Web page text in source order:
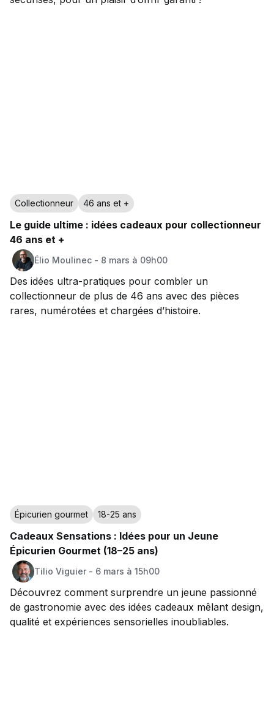
Collectionneur 46 ans et +
Le guide ultime : idées cadeaux pour collectionneur
46 ans et +
Élio Moulinec - 8 mars à 09h00
Des idées ultra-pratiques pour combler un
collectionneur de plus de 46 ans avec des pièces
rares, numérotées et chargées d’histoire.
Épicurien gourmet 18-25 ans
Cadeaux Sensations : Idées pour un Jeune
Épicurien Gourmet (18–25 ans)
Tilio Viguier - 6 mars à 15h00
Découvrez comment surprendre un jeune passionné
de gastronomie avec des idées cadeaux mêlant design,
qualité et expériences sensorielles inoubliables.